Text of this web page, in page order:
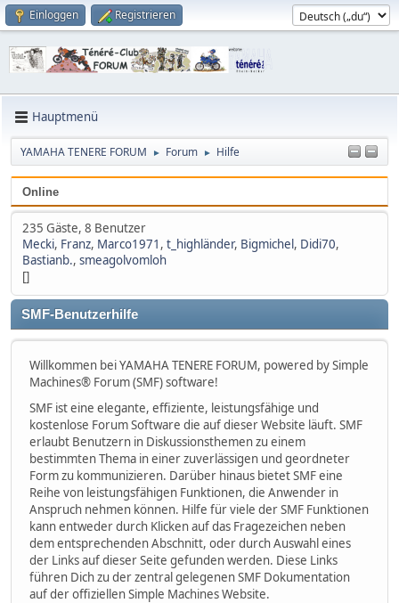
Einloggen Registrieren
Hauptmenü
YAMAHA TENERE FORUM ► Forum ► Hilfe
Online
235 Gäste, 8 Benutzer
Mecki, Franz, Marco1971 , t_highländer, Bigmichel, Didi70,
Bastianb., smeagolvomloh
[]
SMF-Benutzerhilfe
Willkommen bei YAMAHA TENERE FORUM, powered by Simple
Machines® Forum (SMF) software!
SMF ist eine elegante, effiziente, leistungsfähige und
kostenlose Forum Software die auf dieser Website läuft. SMF
erlaubt Benutzern in Diskussionsthemen zu einem
bestimmten Thema in einer zuverlässigen und geordneter
Form zu kommunizieren. Darüber hinaus bietet SMF eine
Reihe von leistungsfähigen Funktionen, die Anwender in
Anspruch nehmen können. Hilfe für viele der SMF Funktionen
kann entweder durch Klicken auf das Fragezeichen neben
dem entsprechenden Abschnitt, oder durch Auswahl eines
der Links auf dieser Seite gefunden werden. Diese Links
führen Dich zu der zentral gelegenen SMF Dokumentation
auf der offiziellen Simple Machines Website.